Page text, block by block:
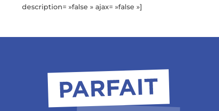
description= »false » ajax= »false »]